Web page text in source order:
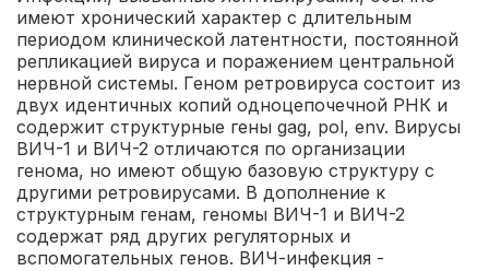
имеют хронический характер с длительным
периодом клинической латентности, постоянной
репликацией вируса и поражением центральной
нервной системы. Геном ретровируса состоит из
двух идентичных копий одноцепочечной РНК и
содержит структурные гены gag, pol, env. Вирусы
ВИЧ-1 и ВИЧ-2 отличаются по организации
генома, но имеют общую базовую структуру с
другими ретровирусами. В дополнение к
структурным генам, геномы ВИЧ-1 и ВИЧ-2
содержат ряд других регуляторных и
вспомогательных генов. ВИЧ-инфекция -